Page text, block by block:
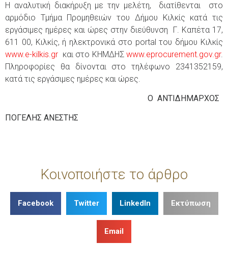
Η αναλυτική διακήρυξη με την μελέτη, διατίθενται στο
αρμόδιο Τμήμα Προμηθειών του Δήμου Κιλκίς κατά τις
εργάσιμες ημέρες και ώρες στην διεύθυνση Γ. Καπέτα 17,
611 00, Κιλκίς, ή ηλεκτρονικά στο portal του δήμου Κιλκίς
www.e-kilkis.gr και στο ΚΗΜΔΗΣ www. eprocurement gov. gr.
Πληροφορίες θα δίνονται στο τηλέφωνο 2341352159,
κατά τις εργάσιμες ημέρες και ώρες.
Ο ΑΝΤΙΔΗΜΑΡΧΟΣ
ΠΟΓΕΛΗΣ ΑΝΕΣΤΗΣ
Κοινοποιήστε το άρθρο
Facebook Twitter LinkedIn Εκτύπωση
Email